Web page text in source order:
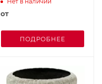
от
ПОДРОБНЕЕ